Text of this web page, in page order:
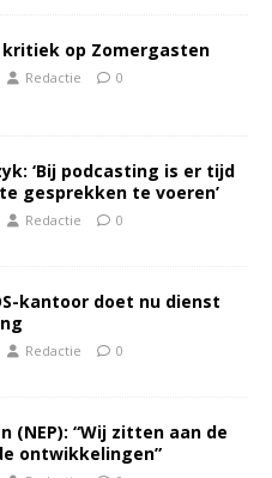
kritiek op Zomergasten
Redactie 0
‘Bij podcasting is er tijd
gesprekken te voeren’
Redactie 0
kantoor doet nu dienst
Redactie 0
(NEP): “Wij zitten aan de
ontwikkelingen”